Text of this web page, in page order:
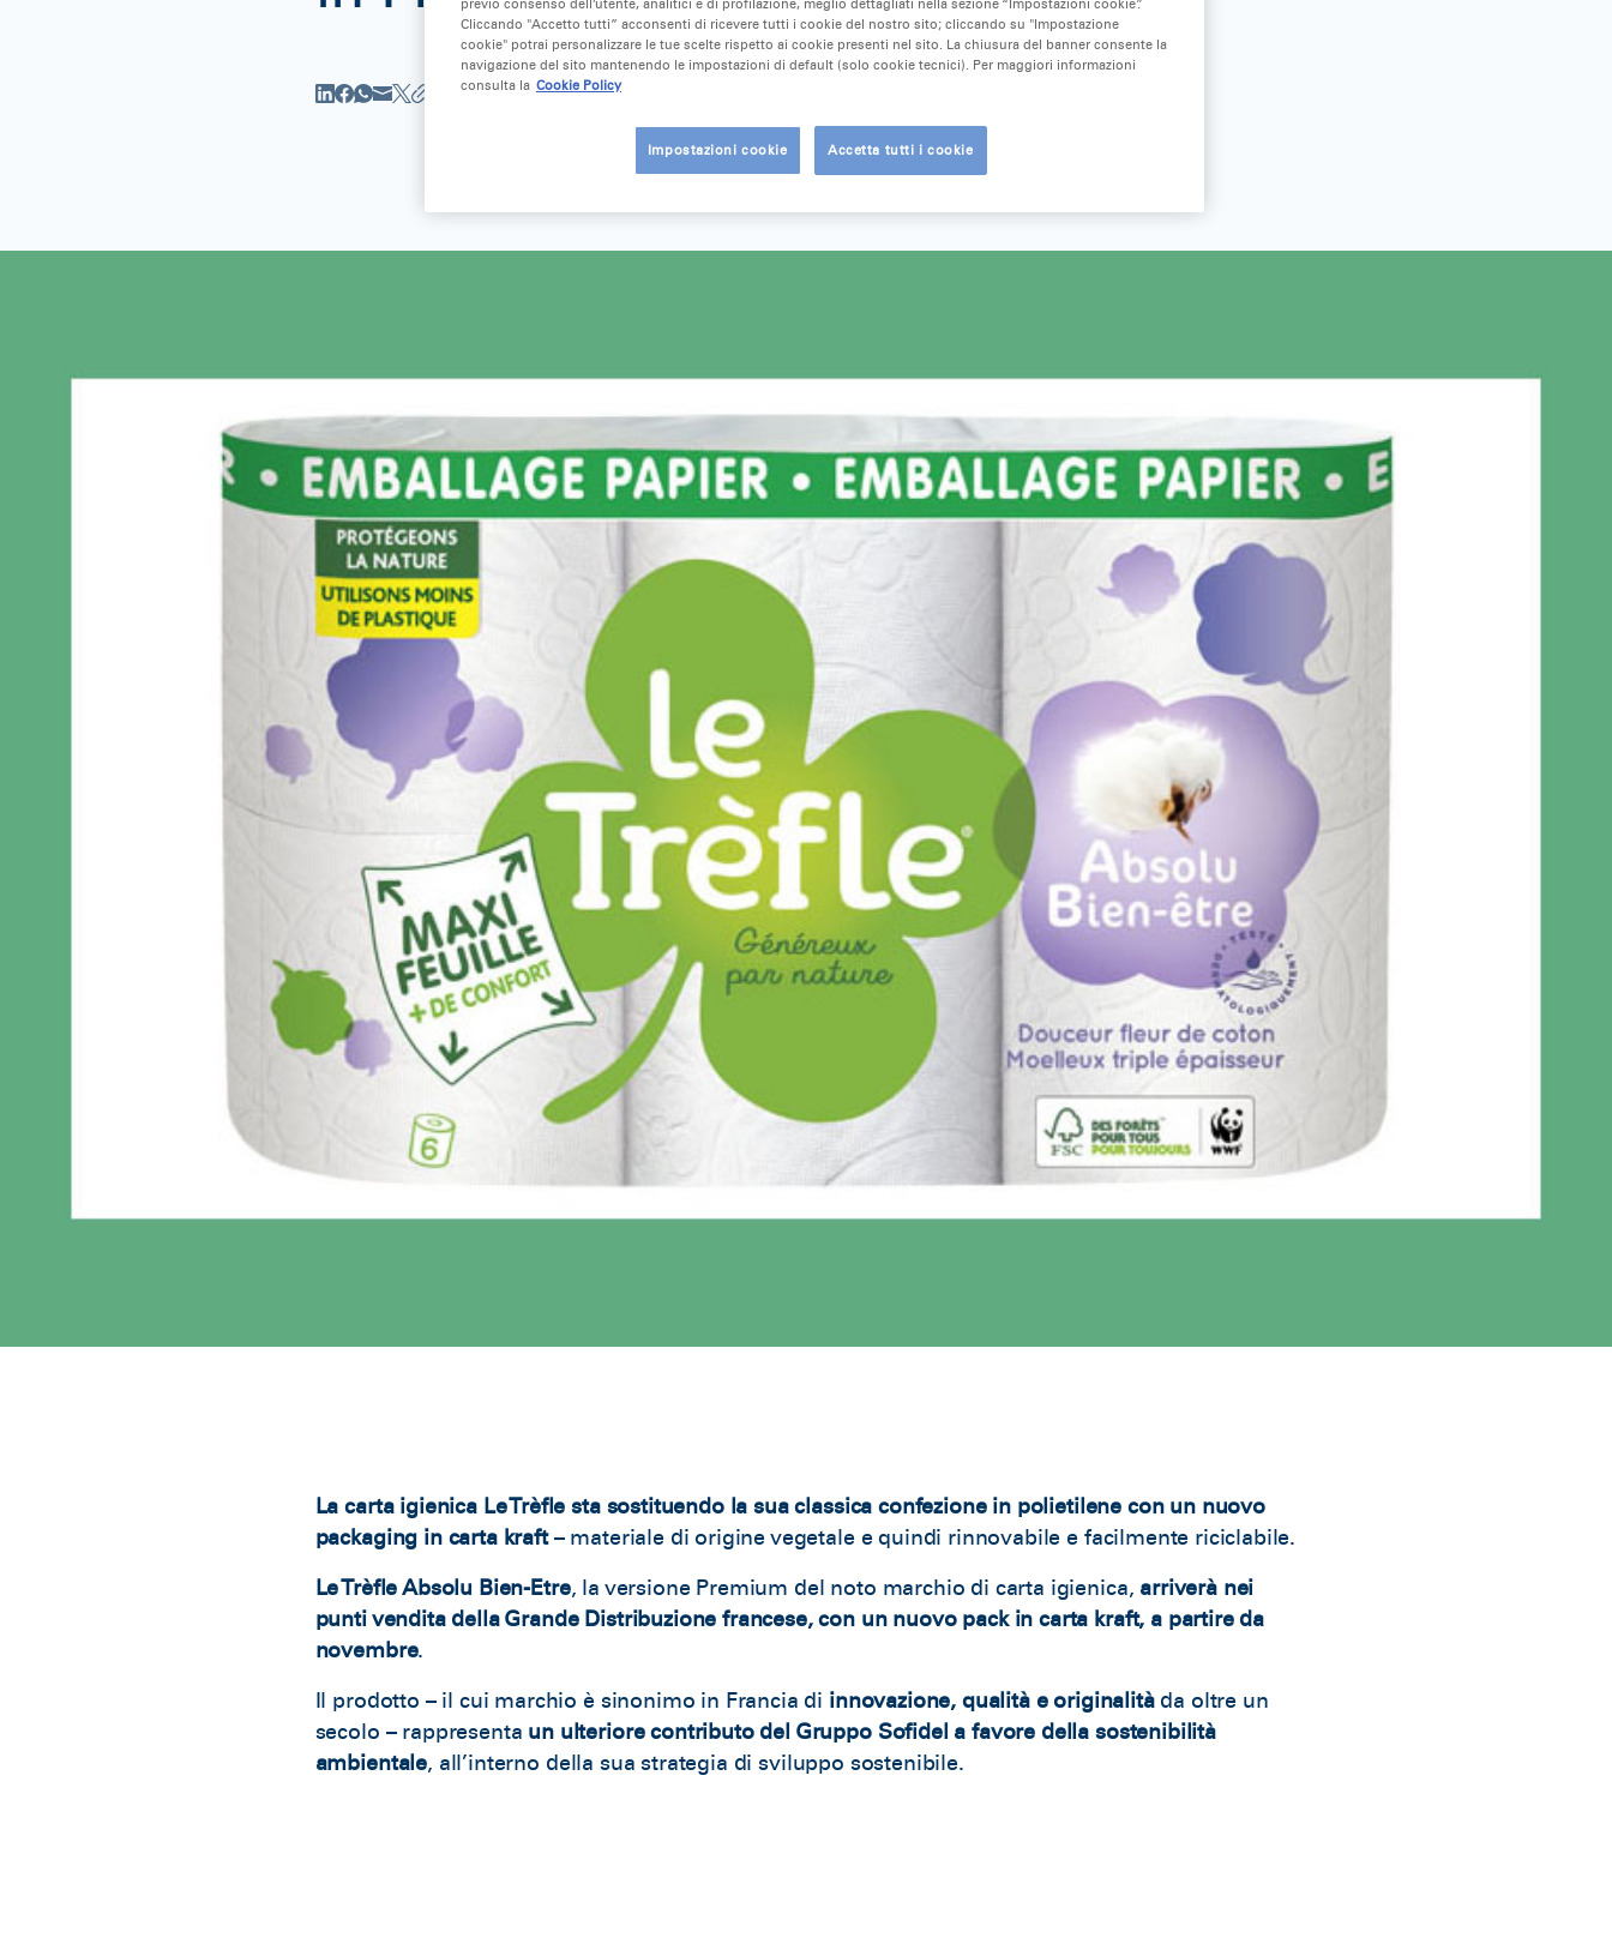
La carta igienica Le Trèfle sta sostituendo la sua classica confezione in polietilene con un nuovo
packaging in carta kraft– materiale di origine vegetale e quindi rinnovabile e facilmente riciclabile.
Le Trèfle Absolu Bien-Etre, la versione Premium del noto marchio di carta igienica, arriverà nei
punti vendita della Grande Distribuzione francese, con un nuovo pack in carta kraft, a partire da
novembre.
Il prodotto – il cui marchio è sinonimo in Francia di innovazione, qualità e originalitàda oltre un
secolo – rappresenta un ulteriore contributo del Gruppo Sofidel a favore della sostenibilità
ambientale, all’interno della sua strategia di sviluppo sostenibile.
Cliccando "Accetto tutti” acconsenti di ricevere tutti i cookie del nostro sito; cliccando su "Impostazione
cookie" potrai personalizzare le tue scelte rispetto ai cookie presenti nel sito. La chiusura del banner consente la
navigazione del sito mantenendo le impostazioni di default (solo cookie tecnici). Per maggiori informazioni
consulta la Cookie Policy
Impostazioni cookie Accetta tutti i cookie